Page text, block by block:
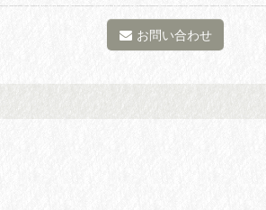
お問い合わせ